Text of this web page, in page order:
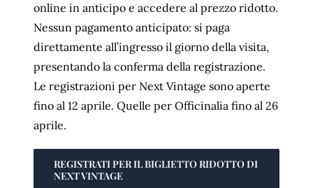
online in anticipo e accedere al prezzo ridotto.
Nessun pagamento anticipato: si paga
direttamente all’ingresso il giorno della visita,
presentando la conferma della registrazione.
Le registrazioni per Next Vintage sono aperte
fino al 12 aprile. Quelle per Officinalia fino al 26
aprile.
REGISTRATI PER IL BIGLIETTO RIDOTTO DI
NEXT VINTAGE